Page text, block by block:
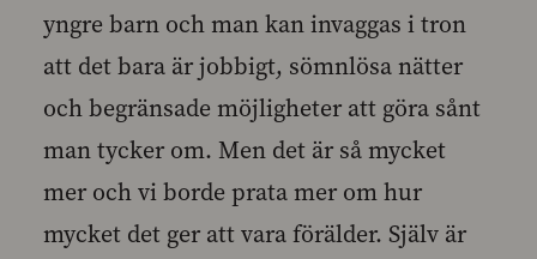
yngre barn och man kan invaggas i tron
att det bara är jobbigt, sömnlösa nätter
och begränsade möjligheter att göra sånt
man tycker om. Men det är så mycket
mer och vi borde prata mer om hur
mycket det ger att vara förälder. Själv är